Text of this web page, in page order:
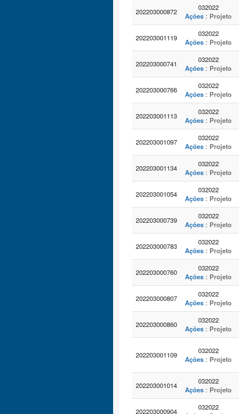
202203000872
032022
Ações : Projeto
202203001119
032022
Ações : Projeto
202203000741
032022
Ações : Projeto
202203000766
032022
Ações : Projeto
202203001113
032022
Ações : Projeto
202203001097
032022
Ações : Projeto
202203001134
032022
Ações : Projeto
202203001054
032022
Ações : Projeto
202203000739
032022
Ações : Projeto
202203000783
032022
Ações : Projeto
202203000760
032022
Ações : Projeto
202203000807
032022
Ações : Projeto
202203000860
032022
Ações : Projeto
202203001109
032022
Ações : Projeto
202203001014
032022
Ações : Projeto
202203000904
032022